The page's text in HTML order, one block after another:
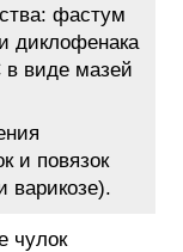
фастум
диклофенака
виде мазей
и повязок
варикозе).
чулок